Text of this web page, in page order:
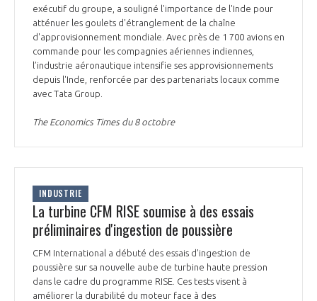
INNOVATION
INTERNATIONALISATION
exécutif du groupe, a souligné l'importance de l'Inde pour
atténuer les goulets d'étranglement de la chaîne
d'approvisionnement mondiale. Avec près de 1 700 avions en
commande pour les compagnies aériennes indiennes,
l’industrie aéronautique intensifie ses approvisionnements
depuis l'Inde, renforcée par des partenariats locaux comme
avec Tata Group.
The Economics Times du 8 octobre
INDUSTRIE
La turbine CFM RISE soumise à des essais
préliminaires d'ingestion de poussière
CFM International a débuté des essais d'ingestion de
poussière sur sa nouvelle aube de turbine haute pression
dans le cadre du programme RISE. Ces tests visent à
améliorer la durabilité du moteur face à des